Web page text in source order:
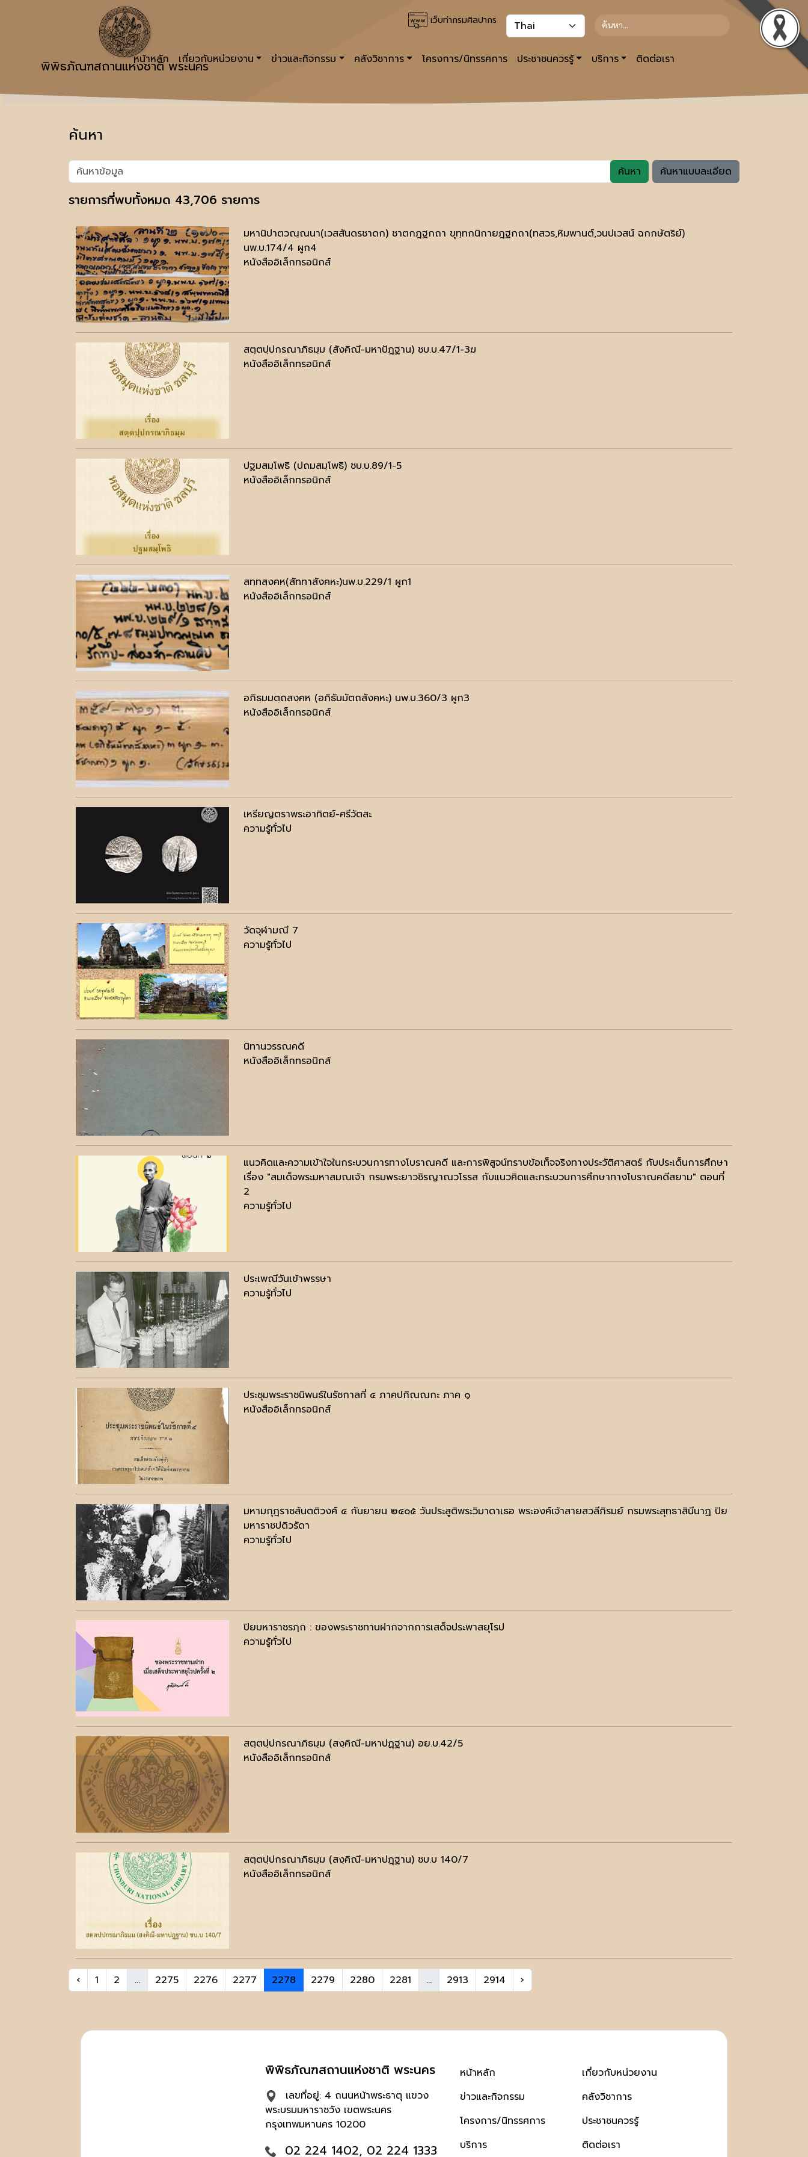
เว็บท่ากรมศิลปากร
พิพิธภัณฑสถานแห่งชาติ พระนคร
หน้าหลัก เกี่ยวกับหน่วยงาน ข่าวและกิจกรรม คลังวิชาการ โครงการ/นิทรรศการ ประชาชนควรรู้ บริการ ติดต่อเรา
ค้นหา
ค้นหา ค้นหาแบบละเอียด
รายการที่พบทั้งหมด 43,706 รายการ
มหานิปาตวณฺณนา(เวสสันดรชาดก) ชาตกฎฐกถา ขุทฺทกนิกายฎฐกถา(ทสวร,หิมพานต์,วนปเวสน์ ฉกกษ้ตริย์)
นพ.บ.174/4 ผูก4
หนังสืออิเล็กทรอนิกส์
สตฺตปฺปกรณาภิธมฺม (สังคิณี-มหาปัฎฐาน) ชบ.บ.47/1-3ฆ
หนังสืออิเล็กทรอนิกส์
ปฐมสมฺโพธิ (ปถมสมฺโพธิ) ชบ.บ.89/1-5
หนังสืออิเล็กทรอนิกส์
สทฺทสฺงคห(สัททาสังคหะ)นพ.บ.229/1 ผูก1
หนังสืออิเล็กทรอนิกส์
อภิธฺมมตฺถสงฺคห (อภิธัมมัตถสังคหะ) นพ.บ.360/3 ผูก3
หนังสืออิเล็กทรอนิกส์
เหรียญตราพระอาทิตย์-ศรีวัตสะ
ความรู้ทั่วไป
วัดจุฬามณี 7
ความรู้ทั่วไป
นิทานวรรณคดี
หนังสืออิเล็กทรอนิกส์
แนวคิดและความเข้าใจในกระบวนการทางโบราณคดี และการพิสูจน์ทราบข้อเท็จจริงทางประวัติศาสตร์ กับประเด็นการศึกษา
เรื่อง "สมเด็จพระมหาสมณเจ้า กรมพระยาวชิรญาณวโรรส กับแนวคิดและกระบวนการศึกษาทางโบราณคดีสยาม" ตอนที่
2
ความรู้ทั่วไป
ประเพณีวันเข้าพรรษา
ความรู้ทั่วไป
ประชุมพระราชนิพนธ์ในรัชกาลที่ ๔ ภาคปกิณณกะ ภาค ๑
หนังสืออิเล็กทรอนิกส์
มหามกุฎราชสันตติวงศ์ ๔ กันยายน ๒๔๐๕ วันประสูติพระวิมาดาเธอ พระองค์เจ้าสายสวลีภิรมย์ กรมพระสุทธาสินีนาฏ ปิย
มหาราชปดิวรัดา
ความรู้ทั่วไป
ปิยมหาราชรฦก : ของพระราชทานฝากจากการเสด็จประพาสยุโรป
ความรู้ทั่วไป
สตฺตปฺปกรณาภิธมฺม (สงฺคิณี-มหาปฏฺฐาน) อย.บ.42/5
หนังสืออิเล็กทรอนิกส์
สตฺตปฺปกรณาภิธมฺม (สงฺคิณี-มหาปฎฺฐาน) ชบ.บ 140/7
หนังสืออิเล็กทรอนิกส์
‹ 1 2 ... 2275 2276 2277 2278 2279 2280 2281 ... 2913 2914 ›
พิพิธภัณฑสถานแห่งชาติ พระนคร
เลขที่อยู่: 4 ถนนหน้าพระธาตุ แขวง
พระบรมมหาราชวัง เขตพระนคร
กรุงเทพมหานคร 10200
02 224 1402, 02 224 1333
หน้าหลัก
ข่าวและกิจกรรม
โครงการ/นิทรรศการ
บริการ
เกี่ยวกับหน่วยงาน
คลังวิชาการ
ประชาชนควรรู้
ติดต่อเรา